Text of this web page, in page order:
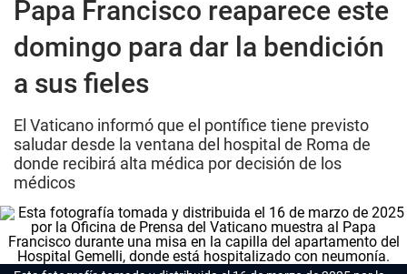
Papa Francisco reaparece este
domingo para dar la bendición
a sus fieles
El Vaticano informó que el pontífice tiene previsto
saludar desde la ventana del hospital de Roma de
donde recibirá alta médica por decisión de los
médicos